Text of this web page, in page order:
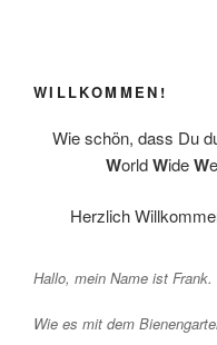
WILLKOMMEN!
Wie schön, dass Du
WorldWideW
Herzlich
Hallo, mein Name ist
Wie es mit dem